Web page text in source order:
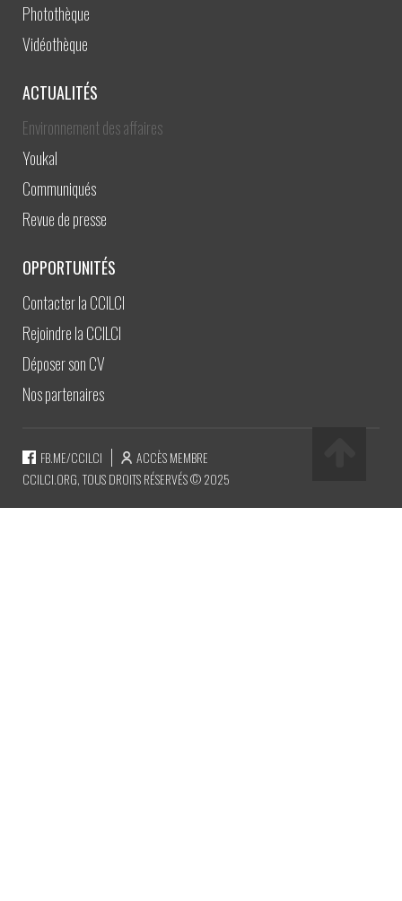
Photothèque
Vidéothèque
ACTUALITÉS
Environnement des affaires
Youkal
Communiqués
Revue de presse
OPPORTUNITÉS
Contacter la CCILCI
Rejoindre la CCILCI
Déposer son CV
Nos partenaires
CCILCI.ORG, TOUS DROITS RÉSERVÉS © 2025
FB.ME/CCILCI ACCÈS MEMBRE